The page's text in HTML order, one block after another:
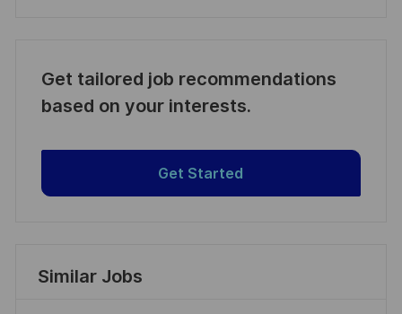
Get tailored job recommendations
based on your interests.
Get Started
Similar Jobs